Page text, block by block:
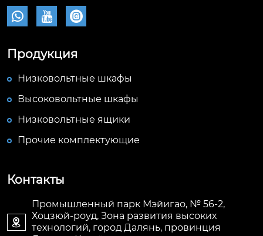
  
Продукция
Низковольтные шкафы
Высоковольтные шкафы
Низковольтные ящики
Прочие комплектующие
Контакты

Промышленный парк Мэйигао, № 56-2,
Хоцзюй-роуд, Зона развития высоких
технологий, город Далянь, провинция